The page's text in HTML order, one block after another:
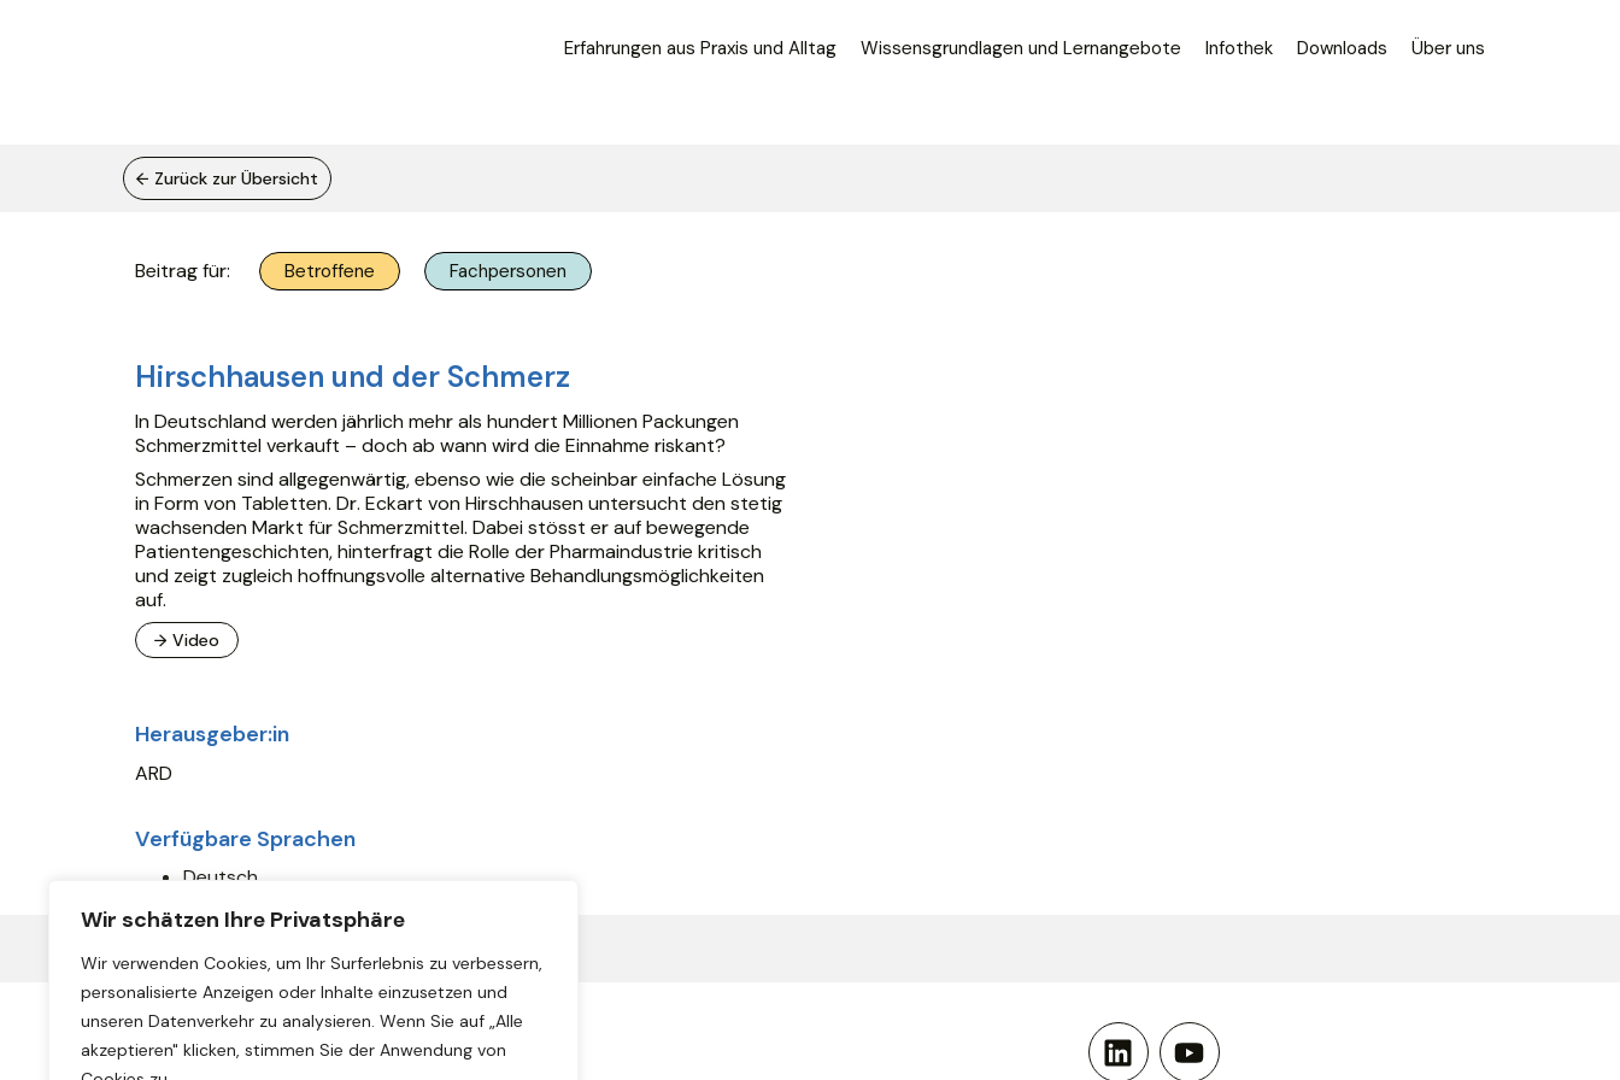
Wir schätzen Ihre Privatsphäre
Wir verwenden Cookies, um Ihr Surferlebnis zu verbessern,
personalisierte Anzeigen oder Inhalte einzusetzen und
unseren Datenverkehr zu analysieren. Wenn Sie auf „Alle
akzeptieren" klicken, stimmen Sie der Anwendung von
Erfahrungen aus Praxis und Alltag Wissensgrundlagen und Lernangebote Infothek Downloads Über uns
← Zurück zur Übersicht
Beitrag für: Betroffene Fachpersonen
Hirschhausen und der Schmerz
In Deutschland werden jährlich mehr als hundert Millionen Packungen
Schmerzmittel verkauft – doch ab wann wird die Einnahme riskant?
Schmerzen sind allgegenwärtig, ebenso wie die scheinbar einfache Lösung
in Form von Tabletten. Dr. Eckart von Hirschhausen untersucht den stetig
wachsenden Markt für Schmerzmittel. Dabei stösst er auf bewegende
Patientengeschichten, hinterfragt die Rolle der Pharmaindustrie kritisch
und zeigt zugleich hoffnungsvolle alternative Behandlungsmöglichkeiten
auf.
→ Video
Herausgeber:in
ARD
Verfügbare Sprachen
Deutsch